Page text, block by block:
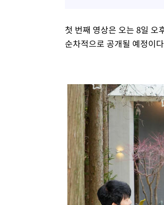
첫 번째 영상은 오는 8일 오
순차적으로 공개될 예정이